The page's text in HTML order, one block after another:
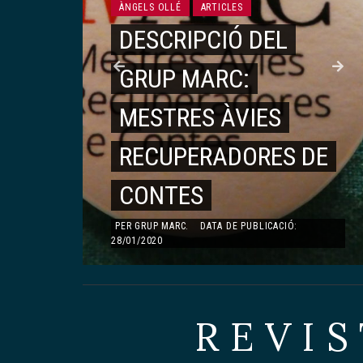
ÀNGELS OLLÉ
ARTICLES
DESCRIPCIÓ DEL
GRUP MARC:
MESTRES ÀVIES
RECUPERADORES DE
CONTES
PERGRUP MARC.
DATA DE PUBLICACIÓ:
28/01/2020
ARTICLES
MONOGRÀFIC DEDICAT A TERESA PÀMIES
TERESA PÀMIES
LA IAIA TERESA
PERÀLEX PÀMIES QUERALT
DATA DE
PUBLICACIÓ: 23/08/2019